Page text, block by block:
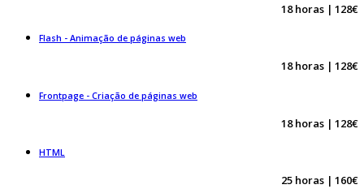
18 horas | 128€
Flash - Animação de páginas web
18 horas | 128€
Frontpage - Criação de páginas web
18 horas | 128€
HTML
25 horas | 160€